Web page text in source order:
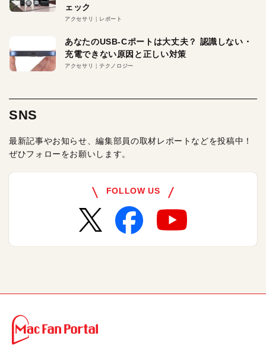
ェック
アクセサリ レポート
あなたのUSB-Cポートは大丈夫？ 認識しない・
充電できない原因と正しい対策
アクセサリ テクノロジー
SNS
最新記事やお知らせ、編集部員の取材レポートなどを投稿中！
ぜひフォローをお願いします。
FOLLOW US